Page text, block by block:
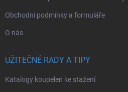
Obchodní podmínky a formuláře
O nás
UŽITEČNÉ RADY A TIPY
Katalogy koupelen ke stažení